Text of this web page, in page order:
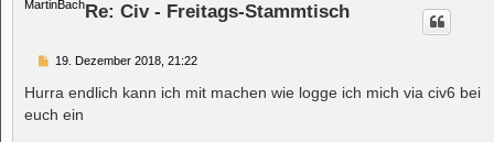
MartinBachRe: Civ - Freitags-Stammtisch
B
i
t
r
19. Dezember 2018, 21:22
Hurra endlich kann ich mit machen wie logge ich mich via civ6 bei
euch ein